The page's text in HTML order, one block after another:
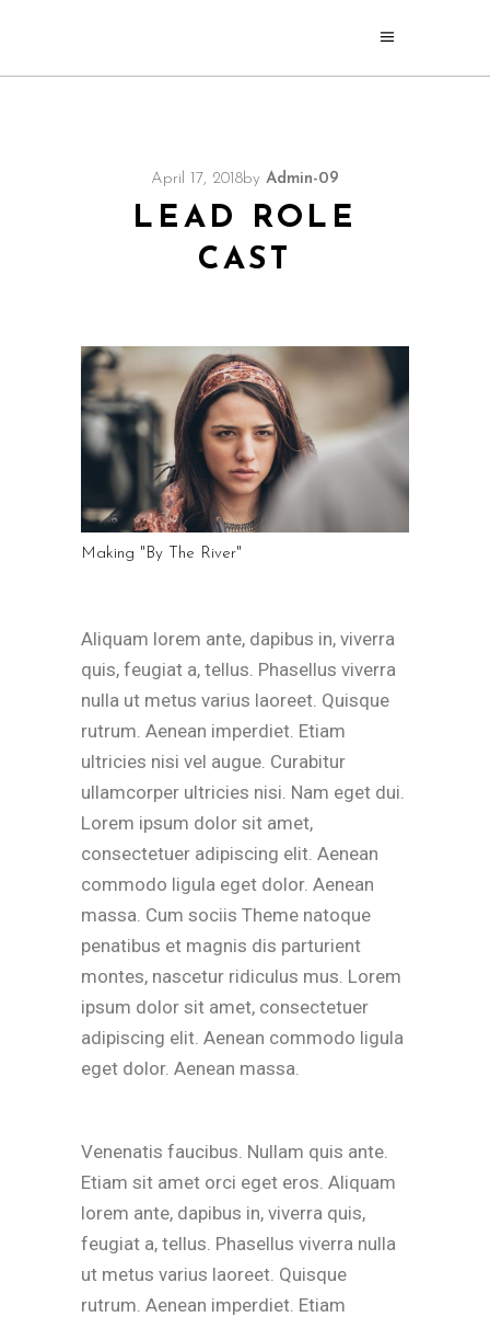
April 17, 2018by Admin-09
LEAD ROLE
CAST
Making "By The River"
Aliquam lorem ante, dapibus in, viverra
quis, feugiat a, tellus. Phasellus viverra
nulla ut metus varius laoreet. Quisque
rutrum. Aenean imperdiet. Etiam
ultricies nisi vel augue. Curabitur
ullamcorper ultricies nisi. Nam eget dui.
Lorem ipsum dolor sit amet,
consectetuer adipiscing elit. Aenean
commodo ligula eget dolor. Aenean
massa. Cum sociis Theme natoque
penatibus et magnis dis parturient
montes, nascetur ridiculus mus. Lorem
ipsum dolor sit amet, consectetuer
adipiscing elit. Aenean commodo ligula
eget dolor. Aenean massa.
Venenatis faucibus. Nullam quis ante.
Etiam sit amet orci eget eros. Aliquam
lorem ante, dapibus in, viverra quis,
feugiat a, tellus. Phasellus viverra nulla
ut metus varius laoreet. Quisque
rutrum. Aenean imperdiet. Etiam